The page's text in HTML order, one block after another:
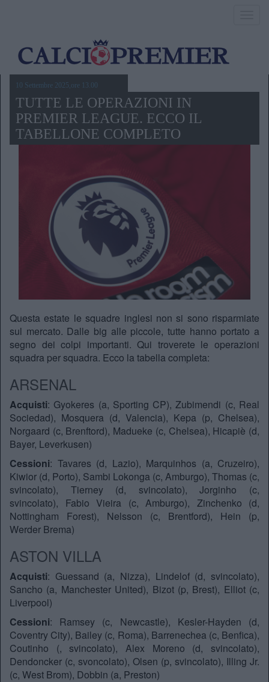
10 Settembre 2025,ore 13.00
TUTTE LE OPERAZIONI IN
PREMIER LEAGUE. ECCO IL
TABELLONE COMPLETO
Questa estate le squadre inglesi non si sono risparmiate
sul mercato. Dalle big alle piccole, tutte hanno portato a
segno dei colpi importanti. Qui troverete le operazioni
squadra per squadra. Ecco la tabella completa:
ARSENAL
Acquisti: Gyokeres (a, Sporting CP), Zubimendi (c, Real
Sociedad), Mosquera (d, Valencia), Kepa (p, Chelsea),
Norgaard (c, Brenftord), Madueke (c, Chelsea), Hicapiè (d,
Bayer, Leverkusen)
Cessioni: Tavares (d, Lazio), Marquinhos (a, Cruzeiro),
Kiwior (d, Porto), Sambi Lokonga (c, Amburgo), Thomas (c,
svincolato), Tierney (d, svincolato), Jorginho (c,
svincolato), Fabio Vieira (c, Amburgo), Zinchenko (d,
Nottingham Forest), Nelsson (c, Brentford), Hein (p,
Werder Brema)
ASTON VILLA
Acquisti: Guessand (a, Nizza), Lindelof (d, svincolato),
Sancho (a, Manchester United), Bizot (p, Brest), Elliot (c,
Liverpool)
Cessioni: Ramsey (c, Newcastle), Kesler-Hayden (d,
Coventry City), Bailey (c, Roma), Barrenechea (c, Benfica),
Coutinho (, svincolato), Alex Moreno (d, svincolato),
Dendoncker (c, svoncolato), Olsen (p, svincolato), Illing Jr.
(c, West Brom), Dobbin (a, Preston)